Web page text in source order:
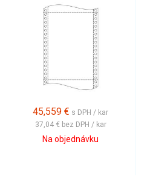
45,559 € s DPH / kar
37,04 € bez DPH / kar
Na objednávku